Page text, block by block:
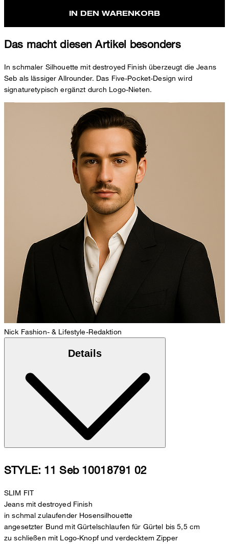
IN DEN WARENKORB
Das macht diesen Artikel besonders
In schmaler Silhouette mit destroyed Finish überzeugt die Jeans
Seb als lässiger Allrounder. Das Five-Pocket-Design wird
signaturetypisch ergänzt durch Logo-Nieten.
Nick Fashion- & Lifestyle-Redaktion
Details
STYLE: 11 Seb 10018791 02
SLIM FIT
Jeans mit destroyed Finish
in schmal zulaufender Hosensilhouette
angesetzter Bund mit Gürtelschlaufen für Gürtel bis 5,5 cm
zu schließen mit Logo-Knopf und verdecktem Zipper